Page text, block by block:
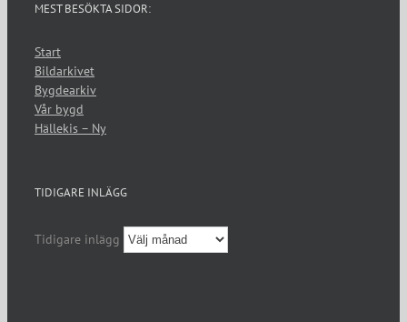
MEST BESÖKTA SIDOR:
Start
Bildarkivet
Bygdearkiv
Vår bygd
Hällekis – Ny
TIDIGARE INLÄGG
Tidigare inlägg